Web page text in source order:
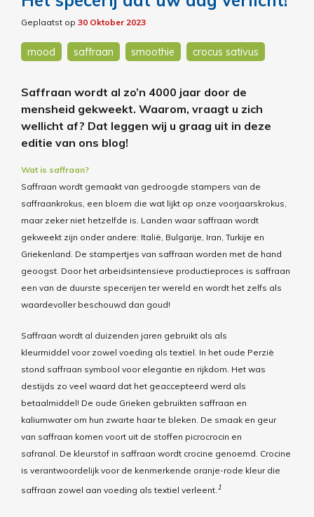
Geplaatst op30 Oktober 2023
mood saffraan smoothie crocus sativus
Saffraan wordt al zo’n 4000 jaar door de
mensheid gekweekt. Waarom, vraagt u zich
wellicht af? Dat leggen wij u graag uit in deze
editie van ons blog!
Wat is saffraan?
Saffraan wordt gemaakt van gedroogde stampers van de
saffraankrokus, een bloem die wat lijkt op onze voorjaarskrokus,
maar zeker niet hetzelfde is. Landen waar saffraan wordt
gekweekt zijn onder andere: Italië, Bulgarije, Iran, Turkije en
Griekenland. De stampertjes van saffraan worden met de hand
geoogst Door het arbeidsintensieve productieproces is saffraan
een van de duurste specerijen ter wereld en wordt het zelfs als
waardevoller beschouwd dan goud!
Saffraan wordt al duizenden jaren gebruikt als als
kleurmiddelvoor zowel voeding als textiel. In het oude Perzië
stond saffraan symbool voor elegantie en rijkdom. Het was
destijds zoveel waard dat het geaccepteerd werd als
betaalmiddel! De oude Grieken gebruikten saffraan en
kaliumwater om hun zwarte haar te bleken. De smaak en geur
van saffraan komen voort uit de stoffen picrocrocin en
safranal. De kleurstof in saffraan wordt crocine genoemd. Crocine
is verantwoordelijk voor de kenmerkende oranje-rode kleur die
saffraan zowel aan voeding als textiel verleent. 1